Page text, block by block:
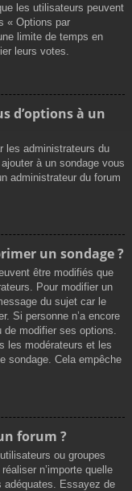
les utilisateurs peuvent
« Options par
limite de temps en
leurs votes.
d’options à un
les administrateurs du
à un sondage vous
administrateur du forum
un sondage ?
être modifiés que
Pour modifier un
du sujet car le
Si personne n’a encore
de modifier ses options.
les modérateurs et les
sondage. Cela empêche
forum ?
ou groupes
n’importe quelle
adéquates. Essayez de